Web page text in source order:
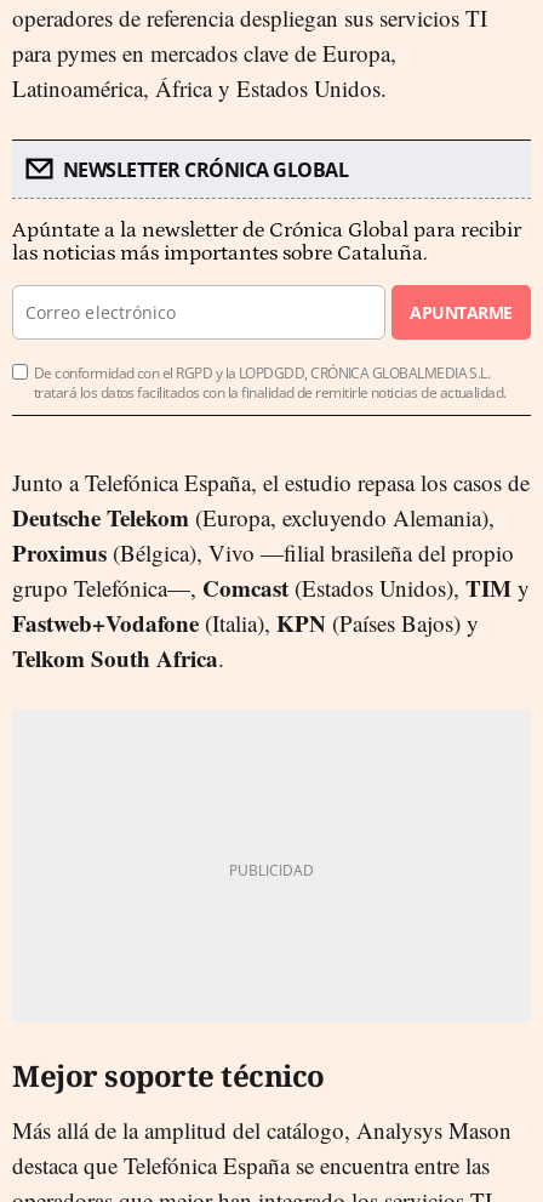
operadores de referencia despliegan sus servicios TI
para pymes en mercados clave de Europa,
Latinoamérica, África y Estados Unidos.
NEWSLETTER CRÓNICA GLOBAL
Apúntate a la newsletter de Crónica Global para recibir
las noticias más importantes sobre Cataluña.
APUNTARME
De conformidad con el RGPD y la LOPDGDD, CRÓNICA GLOBALMEDIA S.L.
tratará los datos facilitados con la finalidad de remitirle noticias de actualidad.
Junto a Telefónica España, el estudio repasa los casos de
Deutsche Telekom (Europa, excluyendo Alemania),
Proximus (Bélgica), Vivo —filial brasileña del propio
grupo Telefónica—, Comcast (Estados Unidos), TIM y
Fastweb+Vodafone (Italia), KPN (Países Bajos) y
Telkom South Africa.
Mejor soporte técnico
Más allá de la amplitud del catálogo, Analysys Mason
destaca que Telefónica España se encuentra entre las